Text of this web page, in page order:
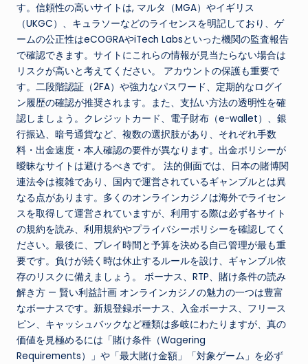
す。信頼性の高いサイトは, マルタ（MGA）やイギリス
（UKGC）、キュラソーなどのライセンスを明記しており、ゲ
ームの公正性はeCOGRAやiTech Labsといった機関の監査報告
で確認できます。サイトにこれらの情報が見当たらない場合は
リスクが高いと考えてください。 アカウントの保護も重要で
す。二段階認証（2FA）や強力なパスワード、定期的なログイ
ン履歴の確認が推奨されます。また、支払い方法の透明性を確
認しましょう。クレジットカード、電子財布（e-wallet）、銀
行振込、暗号通貨など、複数の選択肢があり、それぞれ手数
料・出金速度・本人確認の要件が異なります。出金ポリシーが
曖昧なサイトは避けるべきです。 法的側面では、日本の賭博関
連法令は複雑であり、国内で運営されているギャンブルとは異
なる点があります。多くのオンラインカジノは海外でライセン
スを取得して運営されていますが、利用する際は必ず各サイト
の規約を読み、利用規約やプライバシーポリシーを確認してく
ださい。最後に、プレイ時間と予算を決める自己管理が最も重
要です。負けが続く時は休止するルールを設け、ギャンブル依
存のリスクに備えましょう。 ボーナス、RTP、賭け条件の読み
解き方 — 賢い利益計画 オンラインカジノの魅力の一つは豊富
なボーナスです。新規登録ボーナス、入金ボーナス、フリース
ピン、キャッシュバックなど種類は多岐にわたりますが、真の
価値を見極めるには「賭け条件（Wagering
Requirements）」や「最大賭け金額」「対象ゲーム」を必ず